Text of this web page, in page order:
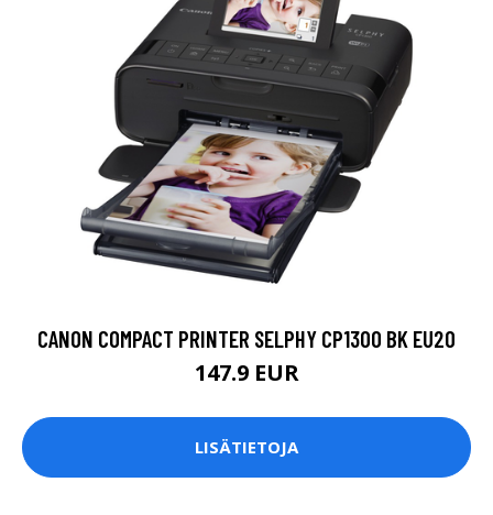
CANON COMPACT PRINTER SELPHY CP1300 BK EU20
147.9 EUR
LISÄTIETOJA